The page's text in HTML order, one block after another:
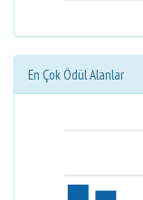
En Çok Ödül Alanlar